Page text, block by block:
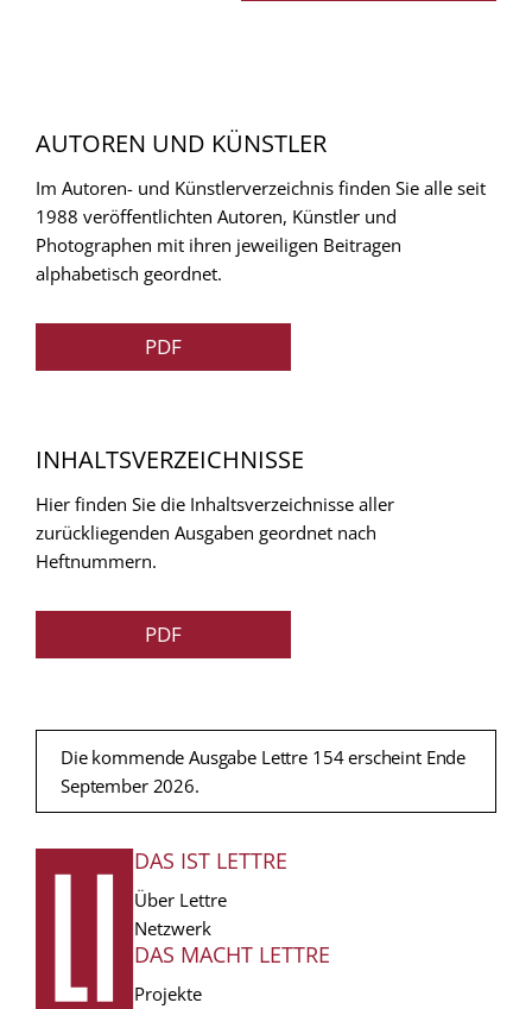
AUTOREN UND KÜNSTLER
Im Autoren- und Künstlerverzeichnis finden Sie alle seit
1988 veröffentlichten Autoren, Künstler und
Photographen mit ihren jeweiligen Beitragen
alphabetisch geordnet.
PDF
INHALTSVERZEICHNISSE
Hier finden Sie die Inhaltsverzeichnisse aller
zurückliegenden Ausgaben geordnet nach
Heftnummern.
PDF
Die kommende Ausgabe Lettre 154 erscheint Ende
September 2026.
FUSSZEILE
DAS IST LETTRE
Über Lettre
Netzwerk
DAS MACHT LETTRE
Projekte